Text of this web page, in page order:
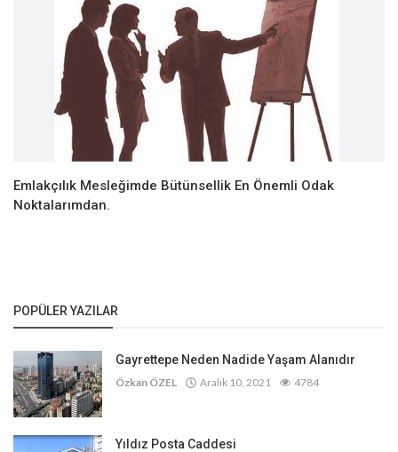
Emlakçılık Mesleğimde Bütünsellik En Önemli Odak
Noktalarımdan.
POPÜLER YAZILAR
Gayrettepe Neden Nadide Yaşam Alanıdır
Özkan ÖZEL Aralık 10, 2021 4784
Yıldız Posta Caddesi